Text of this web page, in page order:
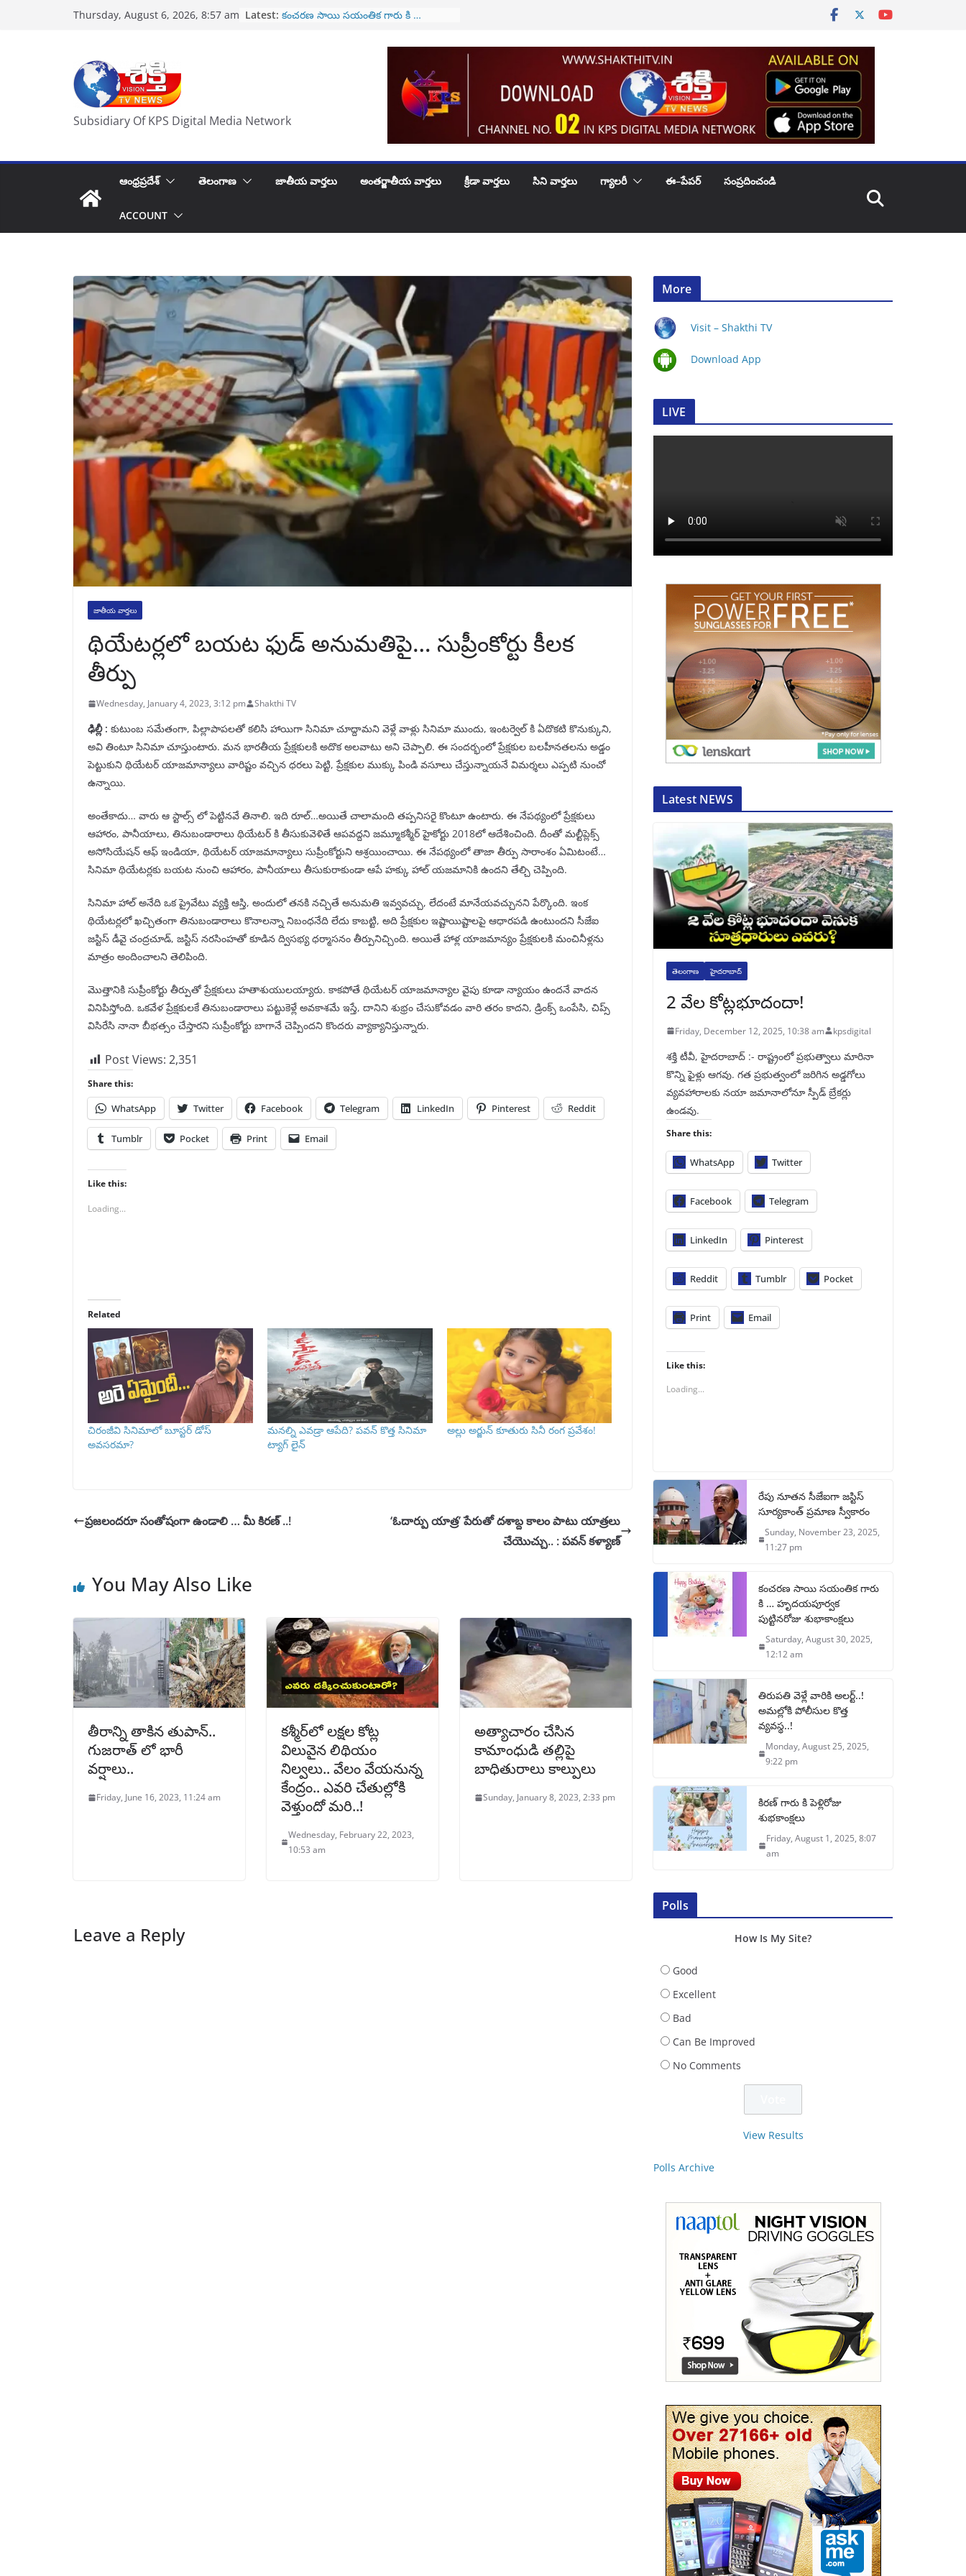
Thursday, August 6, 2026, 8:57 am Latest: రేపు నూతన సీజేఐగా జస్టిస్ సూర్యకాంత్
తిరుపతి వెళ్లే వారికి అలర్ట్..! అమల్లోకి
కిరణ్ గారు కి పెళ్లిరోజు శుభకాంక్షలు
2 వేల కోట్లభూదందా!
Subsidiary Of KPS Digital Media Network
ఆంధ్రప్రదేశ్ తెలంగాణ జాతీయ వార్తలు అంతర్జాతీయ వార్తలు క్రీడా వార్తలు సిని వార్తలు గ్యాలరీ ఈ–పేపర్ సంప్రదించండి
ACCOUNT
జాతీయ వార్తలు
థియేటర్లలో బయట ఫుడ్ అనుమతిపై… సుప్రీంకోర్టు కీలక
తీర్పు
Wednesday, January 4, 2023, 3:12 pm Shakthi TV
ఢిల్లీ : కుటుంబ సమేతంగా, పిల్లాపాపలతో కలిసి హాయిగా సినిమా చూద్దామని వెళ్లే వాళ్లు సినిమా ముందు, ఇంటర్వెల్ కి ఏదొకటి కొనుక్కుని,
అవి తింటూ సినిమా చూస్తుంటారు. మన భారతీయ ప్రేక్షకులకి అదొక అలవాటు అని చెప్పాలి. ఈ సందర్భంలో ప్రేక్షకుల బలహీనతలను అడ్డం
పెట్టుకుని థియేటర్ యాజమాన్యాలు వారిష్టం వచ్చిన ధరలు పెట్టి, ప్రేక్షకుల ముక్కు పిండి వసూలు చేస్తున్నాయనే విమర్శలు ఎప్పటి నుంచో
ఉన్నాయి.
అంతేకాదు… వారు ఆ స్టాల్స్ లో పెట్టినవే తినాలి. ఇది రూల్…అయితే చాలామంది తప్పనిసరై కొంటూ ఉంటారు. ఈ నేపథ్యంలో ప్రేక్షకులు
ఆహారం, పానీయాలు, తినుబండారాలు థియేటర్ కి తీసుకువెళితే ఆపవద్దని జమ్మూకశ్మీర్ హైకోర్టు 2018లో ఆదేశించింది. దీంతో మల్టీప్లెక్స్
అసోసియేషన్ ఆఫ్ ఇండియా, థియేటర్ యాజమాన్యాలు సుప్రీంకోర్టుని ఆశ్రయించాయి. ఈ నేపథ్యంలో తాజా తీర్పు సారాంశం ఏమిటంటే…
సినిమా థియేటర్లకు బయట నుంచి ఆహారం, పానీయాలు తీసుకురాకుండా ఆపే హక్కు హాల్ యజమానికి ఉందని తేల్చి చెప్పింది.
సినిమా హాల్ అనేది ఒక ప్రైవేటు వ్యక్తి ఆస్తి, అందులో తనకి నచ్చితే అనుమతి ఇవ్వవచ్చు, లేదంటే మానేయవచ్చునని పేర్కొంది. ఇంక
థియేటర్లలో ఖచ్చితంగా తినుబండారాలు కొనాలన్నా నిబంధనేది లేదు కాబట్టి, అది ప్రేక్షకుల ఇష్టాయిష్టాలపై ఆధారపడి ఉంటుందని సీజేఐ
జస్టిస్ డీవై చంద్రచూడ్, జస్టిస్ నరసింహతో కూడిన ద్విసభ్య ధర్మాసనం తీర్పునిచ్చింది. అయితే హాళ్ల యాజమాన్యం ప్రేక్షకులకి మంచినీళ్లను
మాత్రం అందించాలని తెలిపింది.
మొత్తానికి సుప్రీంకోర్టు తీర్పుతో ప్రేక్షకులు హతాశుయులయ్యారు. కాకపోతే థియేటర్ యాజమాన్యాల వైపు కూడా న్యాయం ఉందనే వాదన
వినిపిస్తోంది. ఒకవేళ ప్రేక్షకులకే తినుబండారాలు పట్టుకెళ్లే అవకాశమే ఇస్తే, దానిని శుభ్రం చేసుకోవడం వారి తరం కాదని, డ్రింక్స్ ఒంపేసి, చిప్స్
విసిరేసి నానా బీభత్సం చేస్తారని సుప్రీంకోర్టు బాగానే చెప్పిందని కొందరు వ్యాక్యానిస్తున్నారు.
Post Views: 2,351
Share this:
WhatsApp Twitter Facebook Telegram LinkedIn Pinterest Reddit
Tumblr Pocket Print Email
Like this:
Loading...
Related
చిరంజీవి సినిమాలో బూస్టర్ డోస్
అవసరమా?
మనల్ని ఎవడ్రా ఆపేది? పవన్ కొత్త సినిమా
ట్యాగ్ లైన్
అల్లు అర్జున్ కూతురు సినీ రంగ ప్రవేశం!
ప్రజలందరూ సంతోషంగా ఉండాలి … మీ కిరణ్ ..!
‘ఓదార్పు యాత్ర’ పేరుతో దశాబ్ద కాలం పాటు యాత్రలు
చేయొచ్చు.. : పవన్ కళ్యాణ్
You May Also Like
తీరాన్ని తాకిన తుపాన్..
గుజరాత్ లో భారీ
వర్షాలు..
Friday, June 16, 2023, 11:24 am
కశ్మీర్‌లో లక్షల కోట్ల
విలువైన లిథియం
నిల్వలు.. వేలం వేయనున్న
కేంద్రం.. ఎవరి చేతుల్లోకి
వెళ్తుందో మరి..!
Wednesday, February 22, 2023,
10:53 am
అత్యాచారం చేసిన
కామాంధుడి తల్లిపై
బాధితురాలు కాల్పులు
Sunday, January 8, 2023, 2:33 pm
Leave a Reply
More
Visit – Shakthi TV
Download App
LIVE
Latest NEWS
తెలంగాణ హైదరాబాద్
2 వేల కోట్లభూదందా!
Friday, December 12, 2025, 10:38 am kpsdigital
శక్తి టీవీ, హైదరాబాద్‌ :- రాష్ట్రంలో ప్రభుత్వాలు మారినా
కొన్ని ఫైళ్లు ఆగవు. గత ప్రభుత్వంలో జరిగిన అడ్డగోలు
వ్యవహారాలకు నయా జమానాలోనూ స్పీడ్‌ బ్రేకర్లు
ఉండవు.
Share this:
WhatsApp Twitter
Facebook Telegram
LinkedIn Pinterest
Reddit Tumblr Pocket
Print Email
Like this:
Loading...
రేపు నూతన సీజేఐగా జస్టిస్
సూర్యకాంత్ ప్రమాణ స్వీకారం
Sunday, November 23, 2025,
11:27 pm
కంచరణ సాయి సయంతిక గారు
కి … హృదయపూర్వక
పుట్టినరోజు శుభాకాంక్షలు
Saturday, August 30, 2025,
12:12 am
తిరుపతి వెళ్లే వారికి అలర్ట్..!
అమల్లోకి పోలీసుల కొత్త
వ్యవస్థ..!
Monday, August 25, 2025,
9:22 pm
కిరణ్ గారు కి పెళ్లిరోజు
శుభకాంక్షలు
Friday, August 1, 2025, 8:07
am
Polls
How Is My Site?
Good
Excellent
Bad
Can Be Improved
No Comments
View Results
Polls Archive